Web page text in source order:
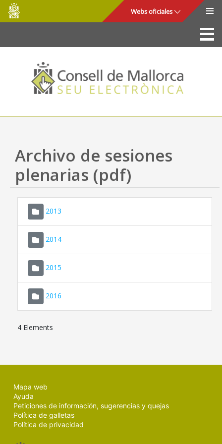
Saltar al contenido principal
Consell
de
Mallorca
Webs oficiales
La Sede
Consejo de Mallorca
Acceso y seguridad
Utilidades
Mapa web
Ayuda
Archivo de sesiones
plenarias (pdf)
2013
2014
2015
2016
4 Elements
Mapa web
Ayuda
Peticiones de información, sugerencias y quejas
Política de galletas
Política de privacidad